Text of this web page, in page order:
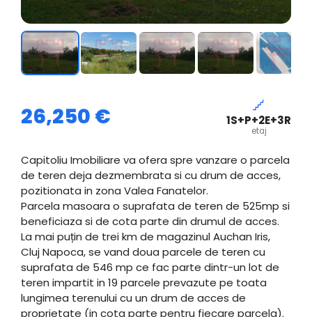
26,250 € 1S+P+2E+3R
etaj
Capitoliu Imobiliare va ofera spre vanzare o parcela
de teren deja dezmembrata si cu drum de acces,
pozitionata in zona Valea Fanatelor.
Parcela masoara o suprafata de teren de 525mp si
beneficiaza si de cota parte din drumul de acces.
La mai puțin de trei km de magazinul Auchan Iris,
Cluj Napoca, se vand doua parcele de teren cu
suprafata de 546 mp ce fac parte dintr-un lot de
teren impartit in 19 parcele prevazute pe toata
lungimea terenului cu un drum de acces de
proprietate (in cota parte pentru fiecare parcela).